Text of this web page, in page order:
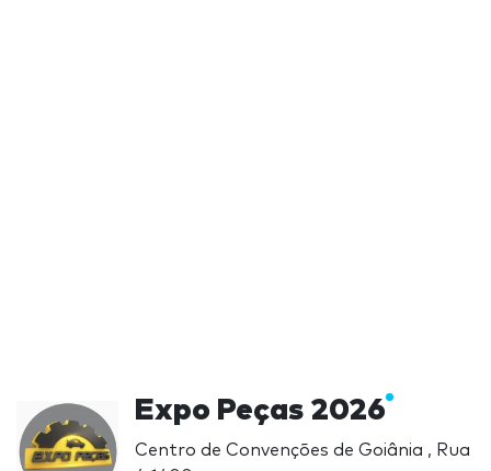
Expo Peças 2026
Centro de Convenções de Goiânia , Rua